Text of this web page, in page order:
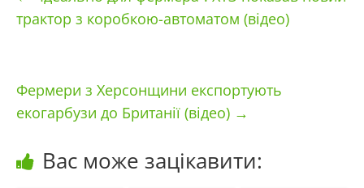
трактор з коробкою-автоматом (відео)
Фермери з Херсонщини експортують
екогарбузи до Британії (відео) →
Вас може зацікавити: